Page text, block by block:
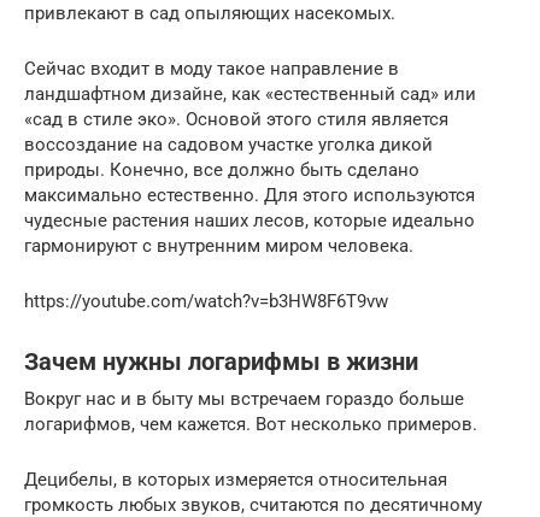
привлекают в сад опыляющих насекомых.
Сейчас входит в моду такое направление в
ландшафтном дизайне, как «естественный сад» или
«сад в стиле эко». Основой этого стиля является
воссоздание на садовом участке уголка дикой
природы. Конечно, все должно быть сделано
максимально естественно. Для этого используются
чудесные растения наших лесов, которые идеально
гармонируют с внутренним миром человека.
https://youtube.com/watch?v=b3HW8F6T9vw
Зачем нужны логарифмы в жизни
Вокруг нас и в быту мы встречаем гораздо больше
логарифмов, чем кажется. Вот несколько примеров.
Децибелы, в которых измеряется относительная
громкость любых звуков, считаются по десятичному